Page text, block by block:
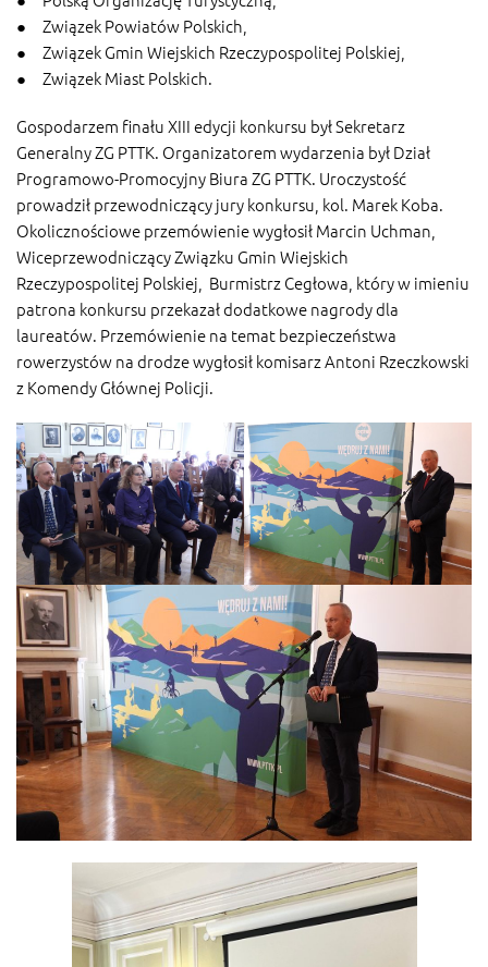
● Związek Powiatów Polskich,
● Związek Gmin Wiejskich Rzeczypospolitej Polskiej,
● Związek Miast Polskich.
Gospodarzem finału XIII edycji konkursu był Sekretarz
Generalny ZG PTTK. Organizatorem wydarzenia był Dział
Programowo-Promocyjny Biura ZG PTTK. Uroczystość
prowadził przewodniczący jury konkursu, kol. Marek Koba.
Okolicznościowe przemówienie wygłosił Marcin Uchman,
Wiceprzewodniczący Związku Gmin Wiejskich
Rzeczypospolitej Polskiej, Burmistrz Cegłowa, który w imieniu
patrona konkursu przekazał dodatkowe nagrody dla
laureatów. Przemówienie na temat bezpieczeństwa
rowerzystów na drodze wygłosił komisarz Antoni Rzeczkowski
z Komendy Głównej Policji.